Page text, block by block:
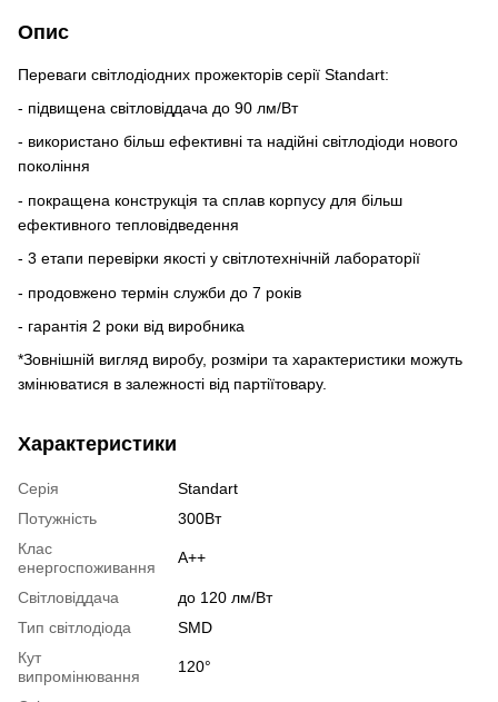
Опис
Переваги світлодіодних прожекторів серії Standart:
- підвищена світловіддача до 90 лм/Вт
- використано більш ефективні та надійні світлодіоди нового
покоління
- покращена конструкція та сплав корпусу для більш
ефективного тепловідведення
- 3 етапи перевірки якості у світлотехнічній лабораторії
- продовжено термін служби до 7 років
- гарантія 2 роки від виробника
*Зовнішній вигляд виробу, розміри та характеристики можуть
змінюватися в залежності від партіїтовару.
Характеристики
Серія
Standart
Потужність
300Вт
Клас
енергоспоживання
А++
Світловіддача
до 120 лм/Вт
Тип світлодіода
SMD
Кут
випромінювання
120°